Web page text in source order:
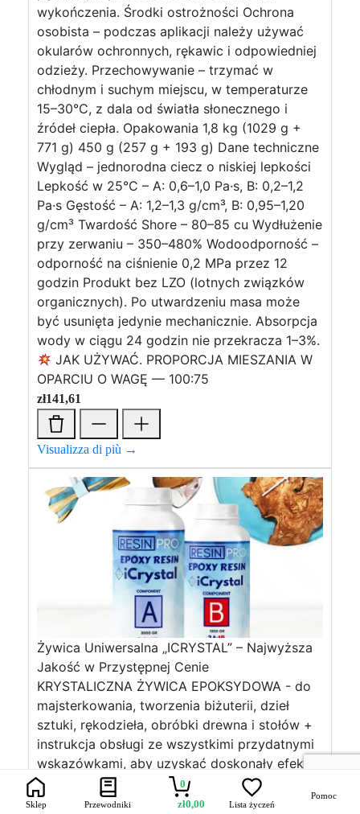
wykończenia. Środki ostrożności Ochrona
osobista – podczas aplikacji należy używać
okularów ochronnych, rękawic i odpowiedniej
odzieży. Przechowywanie – trzymać w
chłodnym i suchym miejscu, w temperaturze
15–30°C, z dala od światła słonecznego i
źródeł ciepła. Opakowania 1,8 kg (1029 g +
771 g) 450 g (257 g + 193 g) Dane techniczne
Wygląd – jednorodna ciecz o niskiej lepkości
Lepkość w 25°C – A: 0,6–1,0 Pa·s, B: 0,2–1,2
Pa·s Gęstość – A: 1,2–1,3 g/cm³, B: 0,95–1,20
g/cm³ Twardość Shore – 80–85 cu Wydłużenie
przy zerwaniu – 350–480% Wodoodporność –
odporność na ciśnienie 0,2 MPa przez 12
godzin Produkt bez LZO (lotnych związków
organicznych). Po utwardzeniu masa może
być usunięta jedynie mechanicznie. Absorpcja
wody w ciągu 24 godzin nie przekracza 1–3%.
JAK UŻYWAĆ. PROPORCJA MIESZANIA W
OPARCIU O WAGĘ — 100:75
zł141,61
Visualizza di più →
Żywica Uniwersalna „ICRYSTAL” – Najwyższa
Jakość w Przystępnej Cenie
KRYSTALICZNA ŻYWICA EPOKSYDOWA - do
majsterkowania, tworzenia biżuterii, dzieł
sztuki, rękodzieła, obróbki drewna i stołów +
instrukcja obsługi ze wszystkimi przydatnymi
wskazówkami, aby uzyskać doskonały efekt.
DANE TECHNICZNE: Proporcje mieszania: 100:
50 wagowo Żywotność (125 g w 25 C): 45
Sklep Przewodniki
0
zł0,00 Lista życzeń
Pomoc